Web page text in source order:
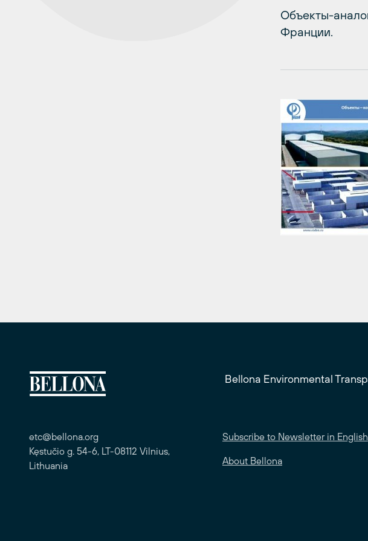
Объекты-
Франции.
Bellona Environmental
etc@bellona.org
Kęstučio g. 54-6, LT-08112 Vilnius,
Lithuania
Subscribe to Newsletter in English
About Bellona